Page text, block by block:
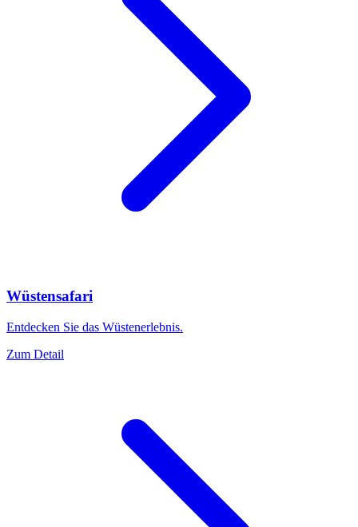
Wüstensafari
Entdecken Sie das Wüstenerlebnis.
Zum Detail